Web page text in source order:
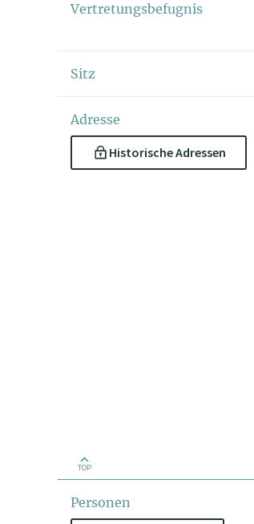
Vertretungsbefugnis
Sitz
Adresse
Historische Adressen
TOP
Personen